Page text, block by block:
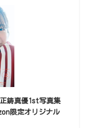
鋳真優1st写真集
限定オリジナル